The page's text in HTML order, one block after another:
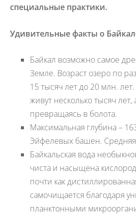
специальные практики.
Удивительные факты о
Байкал возможно самое
Земле. Возраст озеро по
15 тысяч лет до 20 млн.
живут несколько тысяч
превращаясь в болота.
Максимальная глубина –
Эйфелевых башен. Средняя
Байкальская вода
чиста и насыщена
почти как
самочищается благодаря
планктонными